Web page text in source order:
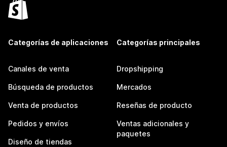
Categorías de aplicaciones
Canales de venta
Búsqueda de productos
Venta de productos
Pedidos y envíos
Diseño de tiendas
Categorías principales
Dropshipping
Mercados
Reseñas de producto
Ventas adicionales y
paquetes